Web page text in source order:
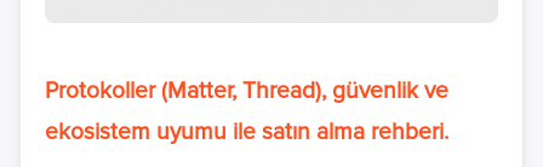
Protokoller (Matter, Thread), güvenlik ve
ekosistem uyumu ile satın alma rehberi.